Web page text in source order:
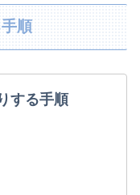
順
する手順